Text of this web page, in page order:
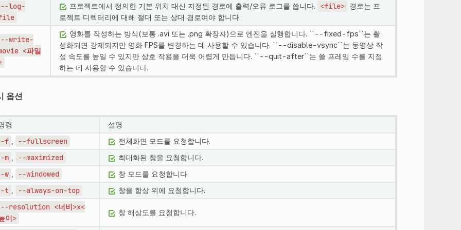
--log-
프로젝트에서 정의한 기본 위치 대신 지정된 경로에 출력/오류 로그를 씁니다. <file>
경로는 프
로젝트 디렉터리에 대해 절대 또는 상대 경로여야 합니다.
--write-
<파일
영화를 작성하는 방식(보통 .avi 또는 .png 확장자)으로 엔진을 실행합니다. ``--fixed-fps``는 활
성화되면 강제되지만 영화 FPS를 변경하는 데 사용할 수 있습니다. ``--disable-vsync``는 동영상 작
성 속도를 높일 수 있지만 상호 작용을 더욱 어렵게 만듭니다. ``--quit-after``는 쓸 프레임 수를 지정
하는 데 사용할 수 있습니다.
옵션
령 설명
-f --fullscreen 전체화면 모드를 요청합니다.
-m --maximized 최대화된 창을 요청합니다.
-w --windowed 창 모드를 요청합니다.
-t --always-on-top 창을 항상 위에 요청합니다.
--resolution <너비>x<
이>
창 해상도를 요청합니다.